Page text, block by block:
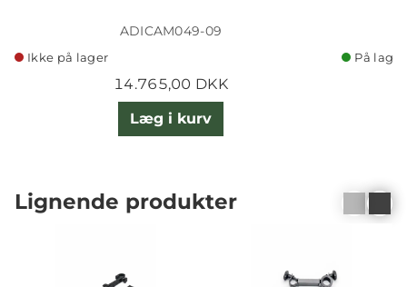
ADICAM049-09
Ikke på lager
14.765,00 DKK
Læg i kurv
På lager
Lignende produkter